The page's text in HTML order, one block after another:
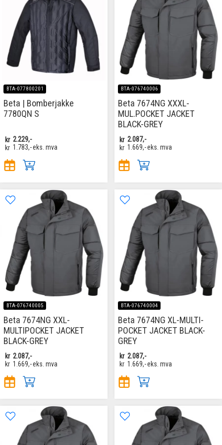
BTA-077800201
Beta | Bomberjakke
7780QN S
kr 2.229,-
kr 1.783,-eks. mva
BTA-076740006
Beta 7674NG XXXL-
MUL.POCKET JACKET
BLACK-GREY
kr 2.087,-
kr 1.669,-eks. mva
BTA-076740005
Beta 7674NG XXL-
MULTIPOCKET JACKET
BLACK-GREY
kr 2.087,-
kr 1.669,-eks. mva
BTA-076740004
Beta 7674NG XL-MULTI-
POCKET JACKET BLACK-
GREY
kr 2.087,-
kr 1.669,-eks. mva